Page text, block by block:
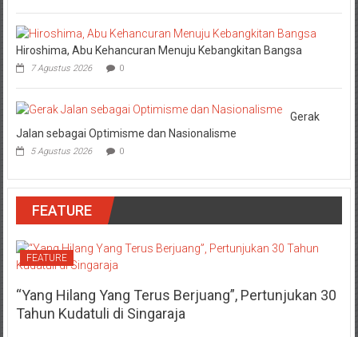
Hiroshima, Abu Kehancuran Menuju Kebangkitan Bangsa
7 Agustus 2026 0
Gerak
Jalan sebagai Optimisme dan Nasionalisme
5 Agustus 2026 0
FEATURE
FEATURE
“Yang Hilang Yang Terus Berjuang”, Pertunjukan 30
Tahun Kudatuli di Singaraja